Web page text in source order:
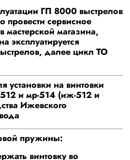
ГП 8000 выстрелов
сервисное
магазина,
эксплуатируется
далее цикл ТО
установки на винтовки
и мр-514 (иж-512 и
Ижевского
пружины:
винтовку во